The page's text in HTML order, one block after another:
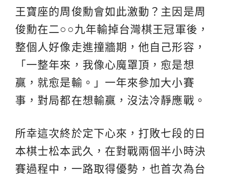
王寶座的周俊勳會如此激動？主因是周
俊勳在二○○九年輸掉台灣棋王冠軍後，
整個人好像走進撞牆期，他自己形容，
「一整年來，我像心魔罩頂，愈是想
贏，就愈是輸。」一年來參加大小賽
事，對局都在想輸贏，沒法冷靜應戰。
所幸這次終於定下心來，打敗七段的日
本棋士松本武久，在對戰兩個半小時決
賽過程中，一路取得優勢，也首次為台